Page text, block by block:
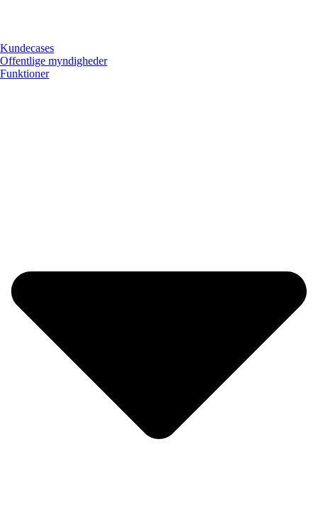
Kundecases
Offentlige myndigheder
Funktioner